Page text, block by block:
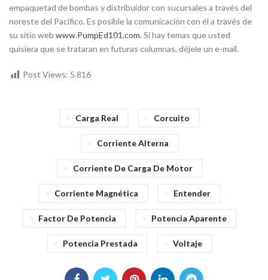
empaquetad de bombas y distribuidor con sucursales a través del
noreste del Pacífico. Es posible la comunicación con él a través de
su sitio web www.PumpEd101.com. Si hay temas que usted
quisiera que se trataran en futuras columnas, déjele un e-mail.
Post Views: 5.816
Carga Real Corcuito
Corriente Alterna
Corriente De Carga De Motor
Corriente Magnética Entender
Factor De Potencia Potencia Aparente
Potencia Prestada Voltaje